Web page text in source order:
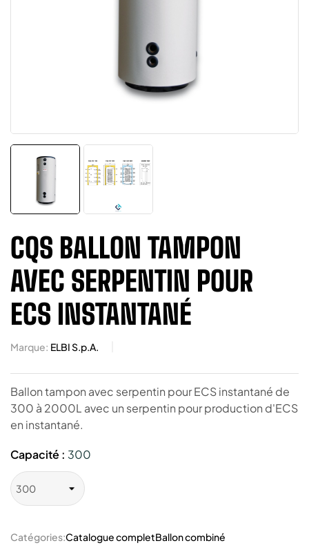
CQS BALLON TAMPON
AVEC SERPENTIN POUR
ECS INSTANTANÉ
Marque: ELBI S.p.A.
Ballon tampon avec serpentin pour ECS instantané de
300 à 2000L avec un serpentin pour production d'ECS
en instantané.
Capacité : 300
Catégories:Catalogue completBallon combiné